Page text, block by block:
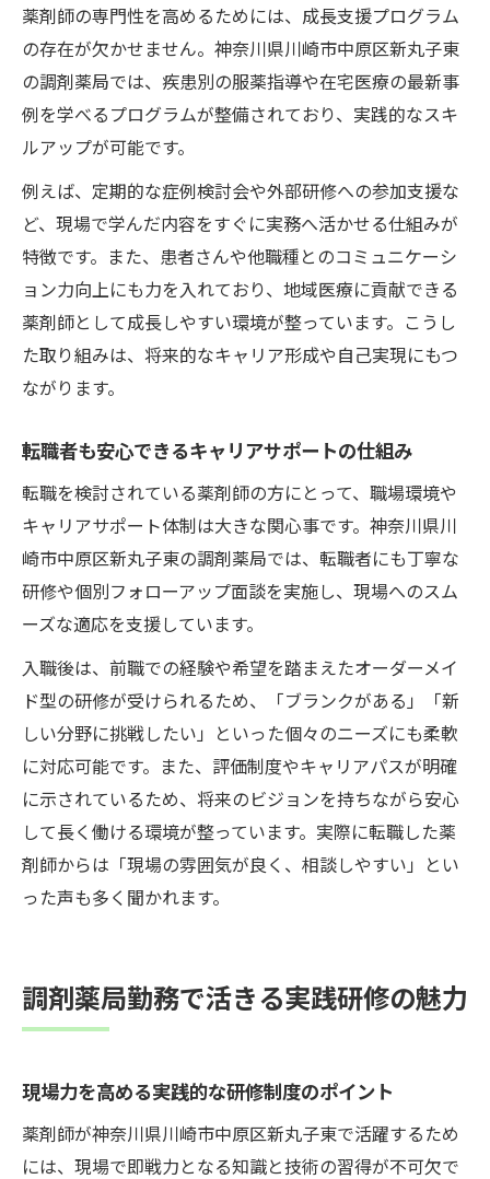
薬剤師の専門性を高めるためには、成長支援プログラム
の存在が欠かせません。神奈川県川崎市中原区新丸子東
の調剤薬局では、疾患別の服薬指導や在宅医療の最新事
例を学べるプログラムが整備されており、実践的なスキ
ルアップが可能です。
例えば、定期的な症例検討会や外部研修への参加支援な
ど、現場で学んだ内容をすぐに実務へ活かせる仕組みが
特徴です。また、患者さんや他職種とのコミュニケーシ
ョン力向上にも力を入れており、地域医療に貢献できる
薬剤師として成長しやすい環境が整っています。こうし
た取り組みは、将来的なキャリア形成や自己実現にもつ
ながります。
転職者も安心できるキャリアサポートの仕組み
転職を検討されている薬剤師の方にとって、職場環境や
キャリアサポート体制は大きな関心事です。神奈川県川
崎市中原区新丸子東の調剤薬局では、転職者にも丁寧な
研修や個別フォローアップ面談を実施し、現場へのスム
ーズな適応を支援しています。
入職後は、前職での経験や希望を踏まえたオーダーメイ
ド型の研修が受けられるため、「ブランクがある」「新
しい分野に挑戦したい」といった個々のニーズにも柔軟
に対応可能です。また、評価制度やキャリアパスが明確
に示されているため、将来のビジョンを持ちながら安心
して長く働ける環境が整っています。実際に転職した薬
剤師からは「現場の雰囲気が良く、相談しやすい」とい
った声も多く聞かれます。
調剤薬局勤務で活きる実践研修の魅力
現場力を高める実践的な研修制度のポイント
薬剤師が神奈川県川崎市中原区新丸子東で活躍するため
には、現場で即戦力となる知識と技術の習得が不可欠で